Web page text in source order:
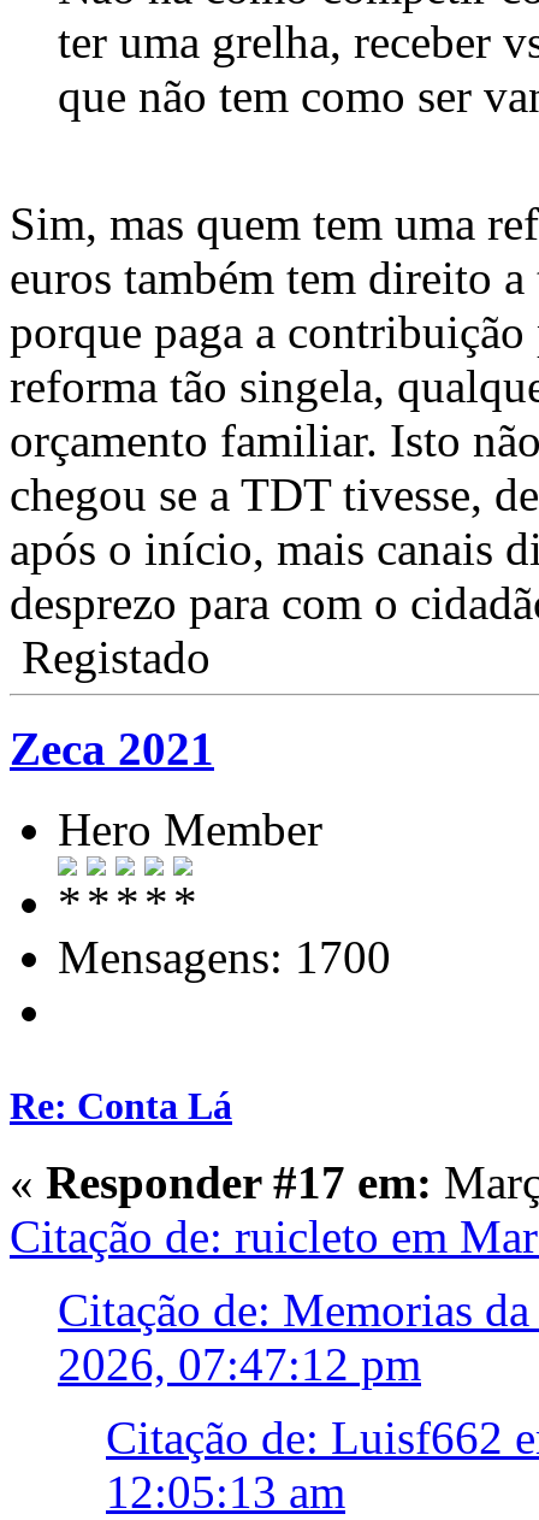
ter uma grelha, receber
que não tem como ser
Sim, mas quem tem uma
euros também tem direito
porque paga a
reforma tão singela,
orçamento familiar. Isto
chegou se a TDT tivesse,
após o início, mais canais
desprezo para com o
Registado
Zeca 2021
Hero Member
Mensagens: 1700
Re: Conta Lá
« Responder #17 em:
Citação de: ruicleto em
Citação de: Memorias
2026, 07:47:12 pm
Citação de: Luisf662
12:05:13 am